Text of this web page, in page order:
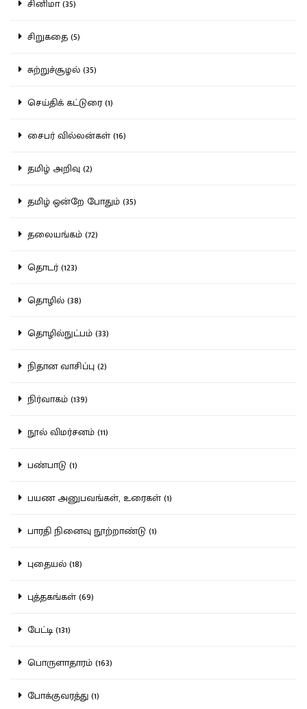
சினிமா (35)
சிறுகதை (5)
சுற்றுச்சூழல் (35)
செய்திக் கட்டுரை (1)
சைபர் வில்லன்கள் (16)
தமிழ் அறிவு (2)
தமிழ் ஒன்றே போதும் (35)
தலையங்கம் (72)
தொடர் (123)
தொழில் (38)
தொழில்நுட்பம் (33)
நிதான வாசிப்பு (2)
நிர்வாகம் (139)
நூல் விமர்சனம் (11)
பண்பாடு (1)
பயண அனுபவங்கள், உரைகள் (1)
பாரதி நினைவு நூற்றாண்டு (1)
புதையல் (18)
புத்தகங்கள் (69)
பேட்டி (131)
பொருளாதாரம் (163)
போக்குவரத்து (1)